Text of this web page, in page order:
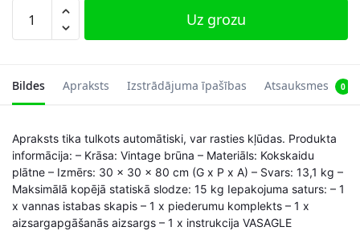
brūna
x
30
80
cm
ar
atvilktnēm
daudzums
Uz grozu
Bildes Apraksts Izstrādājuma īpašības Atsauksmes 0
Apraksts tika tulkots automātiski, var rasties kļūdas. Produkta
informācija: – Krāsa: Vintage brūna – Materiāls: Kokskaidu
plātne – Izmērs: 30 x 30 x 80 cm (G x P x A) – Svars: 13,1 kg –
Maksimālā kopējā statiskā slodze: 15 kg Iepakojuma saturs: – 1
x vannas istabas skapis – 1 x piederumu komplekts – 1 x
aizsargapgāšanās aizsargs – 1 x instrukcija VASAGLE